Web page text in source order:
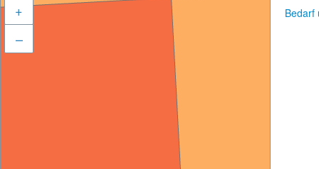
+
–
Bedarf